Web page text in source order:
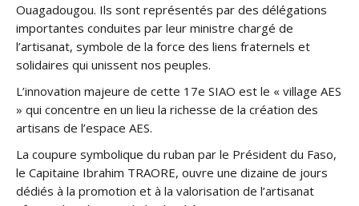
Ouagadougou. Ils sont représentés par des délégations
importantes conduites par leur ministre chargé de
l’artisanat, symbole de la force des liens fraternels et
solidaires qui unissent nos peuples.
L’innovation majeure de cette 17e SIAO est le « village AES
» qui concentre en un lieu la richesse de la création des
artisans de l’espace AES.
La coupure symbolique du ruban par le Président du Faso,
le Capitaine Ibrahim TRAORE, ouvre une dizaine de jours
dédiés à la promotion et à la valorisation de l’artisanat